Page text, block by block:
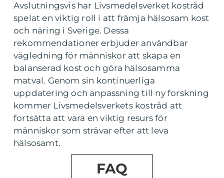
Avslutningsvis har Livsmedelsverket kostråd
spelat en viktig roll i att främja hälsosam kost
och näring i Sverige. Dessa
rekommendationer erbjuder användbar
vägledning för människor att skapa en
balanserad kost och göra hälsosamma
matval. Genom sin kontinuerliga
uppdatering och anpassning till ny forskning
kommer Livsmedelsverkets kostråd att
fortsätta att vara en viktig resurs för
människor som strävar efter att leva
hälsosamt.
FAQ